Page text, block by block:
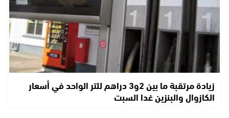
زيادة مرتقبة ما بين 2و3 دراهم للتر الواحد في أسعار
الكازوال والبنزين غدا السبت